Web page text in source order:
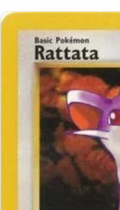
DEL PRODUCTO